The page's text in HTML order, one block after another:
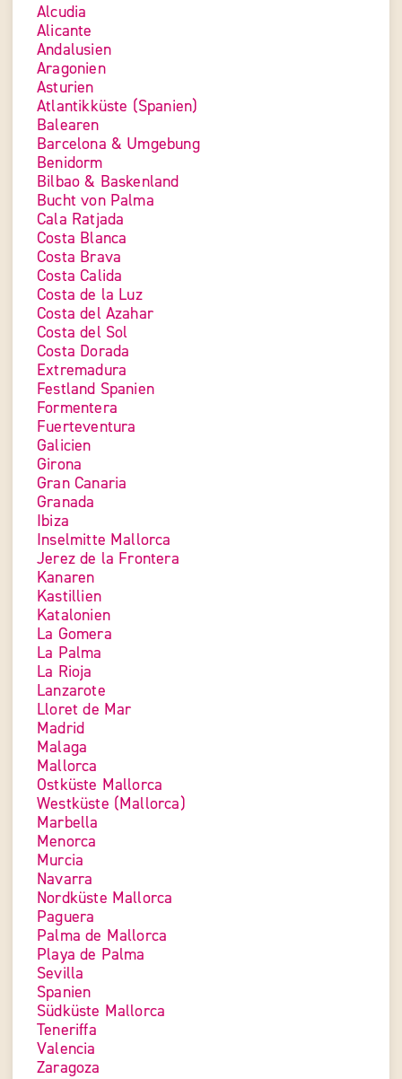
Alcudia
Alicante
Andalusien
Aragonien
Asturien
Atlantikküste (Spanien)
Balearen
Barcelona & Umgebung
Benidorm
Bilbao & Baskenland
Bucht von Palma
Cala Ratjada
Costa Blanca
Costa Brava
Costa Calida
Costa de la Luz
Costa del Azahar
Costa del Sol
Costa Dorada
Extremadura
Festland Spanien
Formentera
Fuerteventura
Galicien
Girona
Gran Canaria
Granada
Ibiza
Inselmitte Mallorca
Jerez de la Frontera
Kanaren
Kastillien
Katalonien
La Gomera
La Palma
La Rioja
Lanzarote
Lloret de Mar
Madrid
Malaga
Mallorca
Ostküste Mallorca
Westküste (Mallorca)
Marbella
Menorca
Murcia
Navarra
Nordküste Mallorca
Paguera
Palma de Mallorca
Playa de Palma
Sevilla
Spanien
Südküste Mallorca
Teneriffa
Valencia
Zaragoza